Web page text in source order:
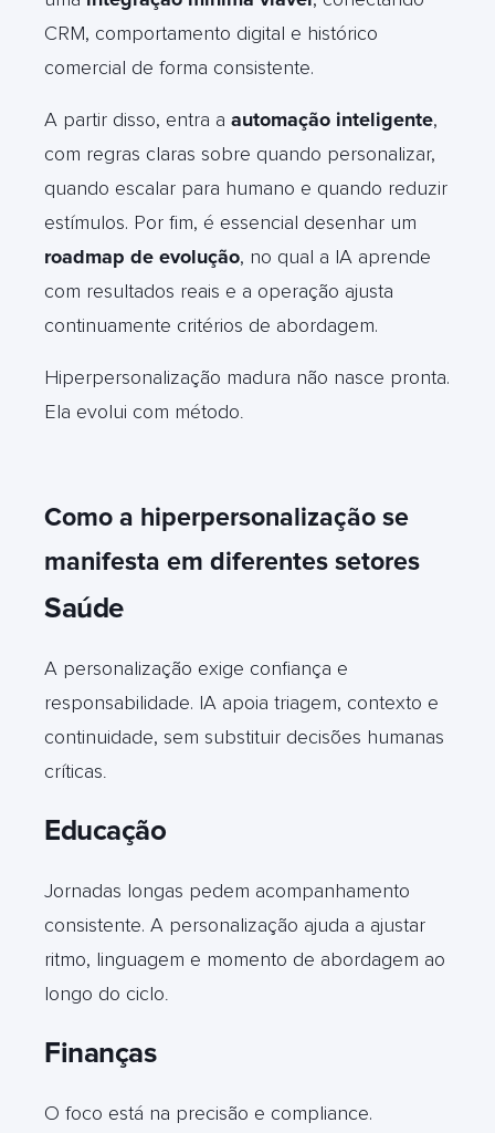
CRM, comportamento digital e histórico
comercial de forma consistente.
A partir disso, entra a automação inteligente,
com regras claras sobre quando personalizar,
quando escalar para humano e quando reduzir
estímulos. Por fim, é essencial desenhar um
roadmap de evolução, no qual a IA aprende
com resultados reais e a operação ajusta
continuamente critérios de abordagem.
Hiperpersonalização madura não nasce pronta.
Ela evolui com método.
Como a hiperpersonalização se
manifesta em diferentes setores
Saúde
A personalização exige confiança e
responsabilidade. IA apoia triagem, contexto e
continuidade, sem substituir decisões humanas
críticas.
Educação
Jornadas longas pedem acompanhamento
consistente. A personalização ajuda a ajustar
ritmo, linguagem e momento de abordagem ao
longo do ciclo.
Finanças
O foco está na precisão e compliance.